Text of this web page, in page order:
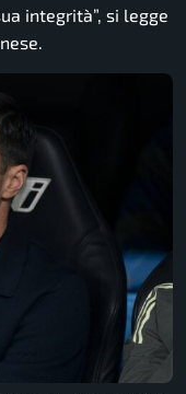
integrità”, si legge